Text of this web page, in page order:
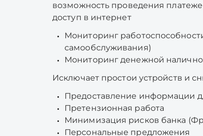
возможность проведения
доступ в интернет
Мониторинг
самообслуживания)
Мониторинг денежной
Исключает простои устройств и
Предоставление информации
Претензионная работа
Минимизация рисков банка
Персональные предложения